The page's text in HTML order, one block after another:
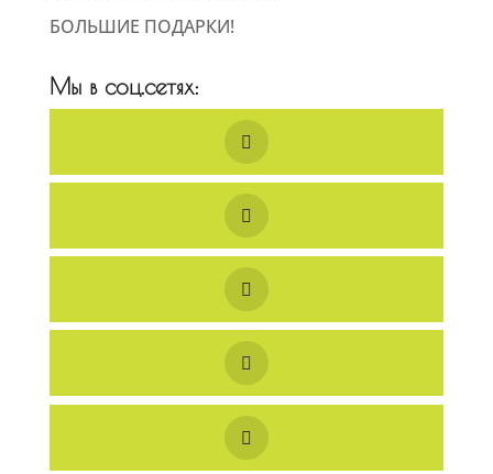
БОЛЬШИЕ ПОДАРКИ!
Мы в соц.сетях: